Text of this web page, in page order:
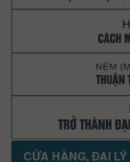
CỬA HÀNG, ĐẠI